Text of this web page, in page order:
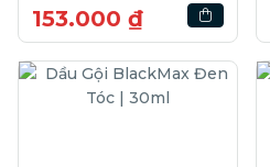
153.000 ₫